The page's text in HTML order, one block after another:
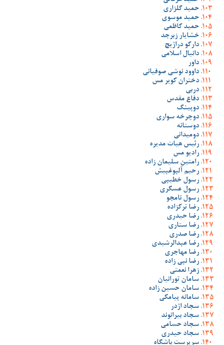
حمید گلزاری
حمید موسوی
حمید کاظمی
خشایار زبرجد
دارکو دراژیچ
دانیال اسلامی
داور
داوود نوشی صوفیانی
دختران کویر مس
دربی
دفاع مقدس
دوپینگ
دوچرخه سواری
دوستانه
دومیدانی
رئیس هیات مدیره
رادیو مس
رامتین سلیمان زاده
رحیم آلبوغبیش
رسول خطیبی
رسول عسگری
رسول نامجو
رضا ترکزاده
رضا حیدری
رضا ستاری
رضا صدری
رضا عبدالرشیدی
رضا مهاجری
رضا نبی زاده
زهرا نعمتی
سامان تورانیان
سامان حسین زاده
سامانه پیامکی
سجاد اژدر
سجاد بیرانوند
سجاد حسامی
سجاد حیدری
سرپرست باشگاه